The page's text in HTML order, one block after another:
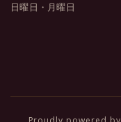
日曜日・月曜日